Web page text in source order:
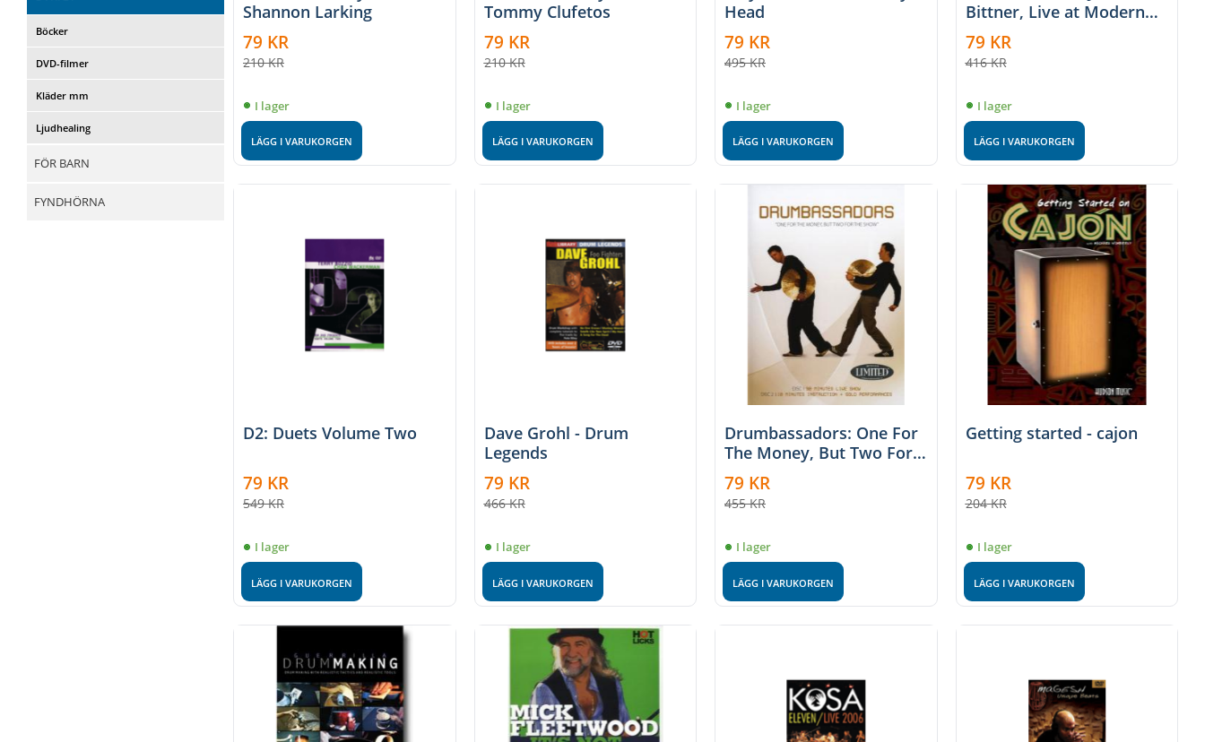
Shannon Larking
79 KR
210KR
I lager
LÄGG I VARUKORGEN
Tommy Clufetos
79 KR
210KR
I lager
LÄGG I VARUKORGEN
Head
79 KR
495KR
I lager
LÄGG I VARUKORGEN
Bittner, Live at Modern
Drummer Festival 2005
79 KR
416KR
I lager
LÄGG I VARUKORGEN
D2: Duets Volume Two
79 KR
549KR
I lager
LÄGG I VARUKORGEN
Dave Grohl - Drum
Legends
79 KR
466KR
I lager
LÄGG I VARUKORGEN
Drumbassadors: One For
The Money, But Two For
The Show
79 KR
455KR
I lager
LÄGG I VARUKORGEN
Getting started - cajon
79 KR
204KR
I lager
LÄGG I VARUKORGEN
Böcker
DVD-filmer
Kläder mm
Ljudhealing
FÖR BARN
FYNDHÖRNA